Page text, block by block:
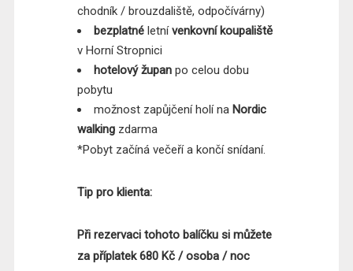
chodník / brouzdaliště, odpočívárny)
bezplatné letnívenkovní koupaliště
v Horní Stropnici
hotelový županpo celou dobu
pobytu
možnost zapůjčení holí na Nordic
walkingzdarma
*Pobyt začíná večeří a končí snídaní.
Tip pro klienta:
Při rezervaci tohoto balíčku si můžete
za příplatek 680 Kč / osoba / noc